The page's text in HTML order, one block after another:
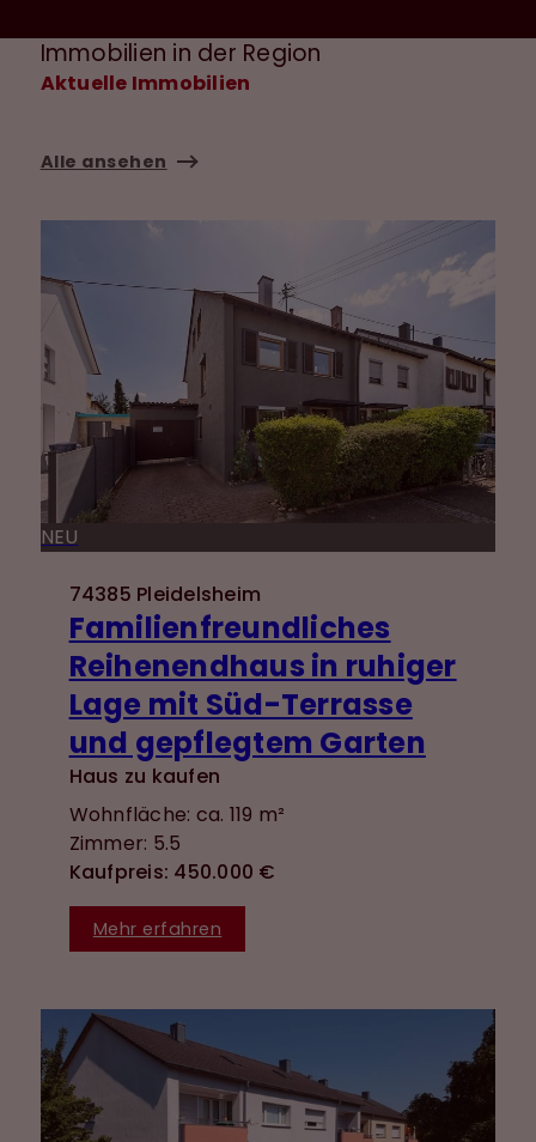
Immobilien in der Region
Aktuelle Immobilien
Alle ansehen
NEU
74385 Pleidelsheim
Familienfreundliches
Reihenendhaus in ruhiger
Lage mit Süd-Terrasse
und gepflegtem Garten
Haus zu kaufen
Wohnfläche: ca. 119 m²
Zimmer: 5.5
Kaufpreis: 450.000 €
Mehr erfahren